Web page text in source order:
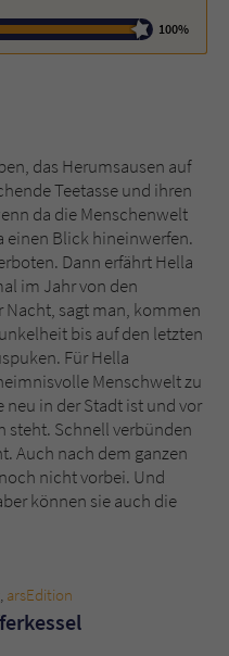
100%
das Herumsausen auf
Teetasse und ihren
da die Menschenwelt
einen Blick hineinwerfen.
Dann erfährt Hella
im Jahr von den
Nacht, sagt man, kommen
bis auf den letzten
Für Hella
Menschwelt zu
neu in der Stadt ist und vor
steht. Schnell verbünden
Auch nach dem ganzen
nicht vorbei. Und
können sie auch die
, arsEdition
einzelner Buchtitel
GmbH & Co. KG
die
Webseite mit dem
benötigt um z. B. den
Kontaktformulars zu